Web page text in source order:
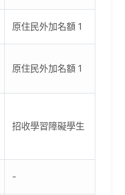
原住民外加名額 1
原住民外加名額 1
招收學習障礙學生
-